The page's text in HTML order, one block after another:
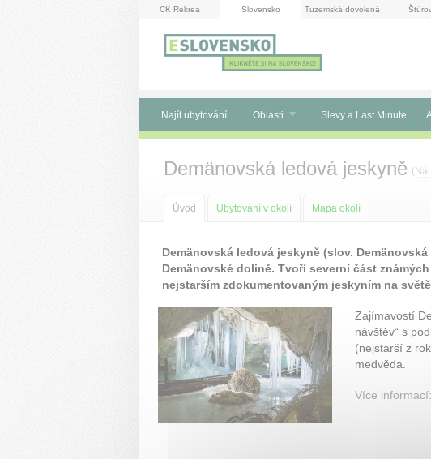
CK Rekrea Slovensko Tuzemská dovolená
Najít ubytování Oblasti Slevy a Last Minute
Demänovská ledová jeskyně (
Úvod Ubytování v okolí Mapa okolí
Demänovská ledová jeskyně (slov.
Demänovské dolině. Tvoří severní část
nejstarším zdokumentovaným jeskyním na
Zajímavostí
návštěv“ s
(nejstarší z
medvěda.
Více informací: